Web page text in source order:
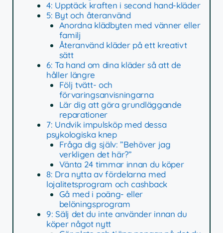
4: Upptäck kraften i second hand-kläder
5: Byt och återanvänd
Anordna klädbyten med vänner eller
familj
Återanvänd kläder på ett kreativt
sätt
6: Ta hand om dina kläder så att de
håller längre
Följ tvätt- och
förvaringsanvisningarna
Lär dig att göra grundläggande
reparationer
7: Undvik impulsköp med dessa
psykologiska knep
Fråga dig själv: ”Behöver jag
verkligen det här?”
Vänta 24 timmar innan du köper
8: Dra nytta av fördelarna med
lojalitetsprogram och cashback
Gå med i poäng- eller
belöningsprogram
9: Sälj det du inte använder innan du
köper något nytt